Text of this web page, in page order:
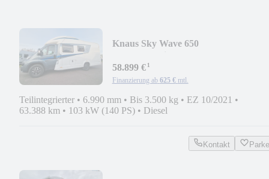
Knaus Sky Wave 650
58.899 €¹
Finanzierung ab 625 € mtl.
Teilintegrierter • 6.990 mm • Bis 3.500 kg • EZ 10/2021 •
63.388 km • 103 kW (140 PS) • Diesel
Kontakt